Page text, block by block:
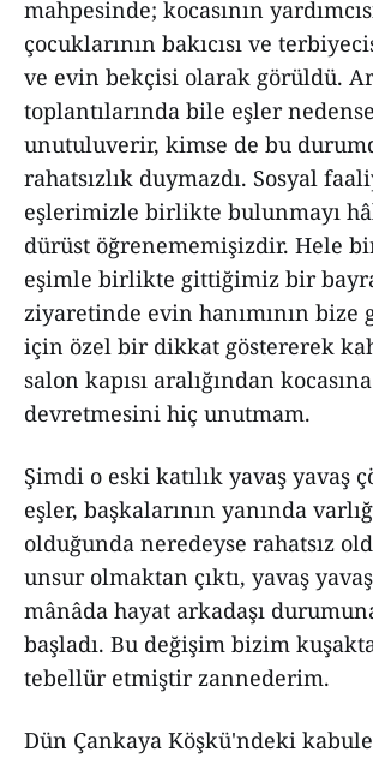
mahpesinde; kocasının
çocuklarının bakıcısı ve
ve evin bekçisi olarak görüldü.
toplantılarında bile eşler
unutuluverir, kimse de bu
rahatsızlık duymazdı. Sosyal
eşlerimizle birlikte bulunmayı
dürüst öğrenememişizdir. Hele
eşimle birlikte gittiğimiz bir
ziyaretinde evin hanımının bize
için özel bir dikkat göstererek
salon kapısı aralığından kocasına
devretmesini hiç unutmam.
Şimdi o eski katılık yavaş yavaş
eşler, başkalarının yanında
olduğunda neredeyse rahatsız
unsur olmaktan çıktı, yavaş
mânâda hayat arkadaşı
başladı. Bu değişim bizim
tebellür etmiştir zannederim.
Dün Çankaya Köşkü'ndeki